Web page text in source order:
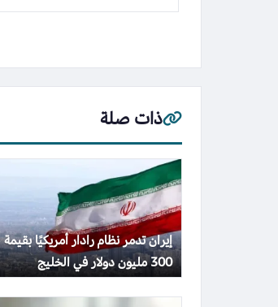
ذات صلة
إيران تدمر نظام رادار أمريكيًا بقيمة
300 مليون دولار في الخليج